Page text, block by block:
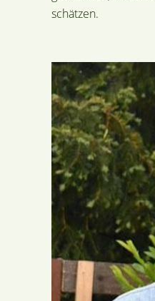
schätzen.